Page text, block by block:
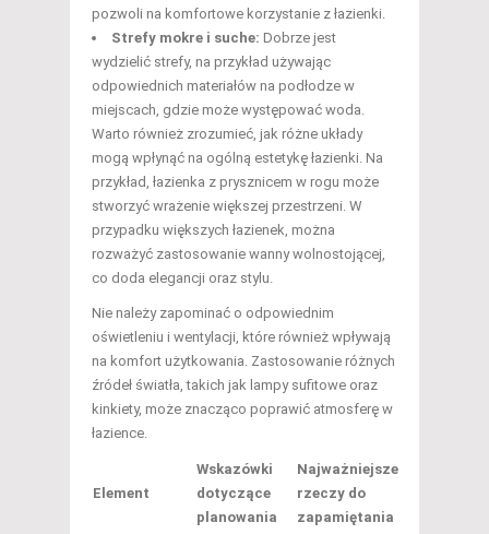
pozwoli na komfortowe korzystanie z łazienki.
Strefy mokre i suche: Dobrze jest
wydzielić strefy, na przykład używając
odpowiednich materiałów na podłodze w
miejscach, gdzie może występować woda.
Warto również zrozumieć, jak różne układy
mogą wpłynąć na ogólną estetykę łazienki. Na
przykład, łazienka z prysznicem w rogu może
stworzyć wrażenie większej przestrzeni. W
przypadku większych łazienek, można
rozważyć zastosowanie wanny wolnostojącej,
co doda elegancji oraz stylu.
Nie należy zapominać o odpowiednim
oświetleniu i wentylacji, które również wpływają
na komfort użytkowania. Zastosowanie różnych
źródeł światła, takich jak lampy sufitowe oraz
kinkiety, może znacząco poprawić atmosferę w
łazience.
Element
Wskazówki
dotyczące
planowania
Najważniejsze
rzeczy do
zapamiętania